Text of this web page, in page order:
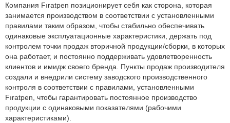
Компания Fıratpen позиционирует себя как сторона, которая
занимается производством в соответствии с установленными
правилами таким образом, чтобы стабильно обеспечивать
одинаковые эксплуатационные характеристики, держать под
контролем точки продаж вторичной продукции/сборки, в которых
она работает, и постоянно поддерживать удовлетворенность
клиентов и имидж своего бренда. Пункты продаж производителя
создали и внедрили систему заводского производственного
контроля в соответствии с правилами, установленными
Fıratpen, чтобы гарантировать постоянное производство
продукции с одинаковыми показателями (рабочими
характеристиками).